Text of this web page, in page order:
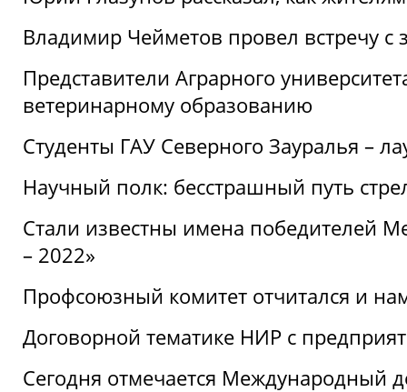
Владимир Чейметов провел встречу
Представители Аграрного
ветеринарному образованию
Студенты ГАУ Северного Зауралья –
Научный полк: бесстрашный путь
Стали известны имена победителей
– 2022»
Профсоюзный комитет отчитался и
Договорной тематике НИР с
Сегодня отмечается Международный